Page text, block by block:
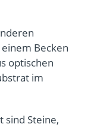
Becken
optischen
im
sind Steine,